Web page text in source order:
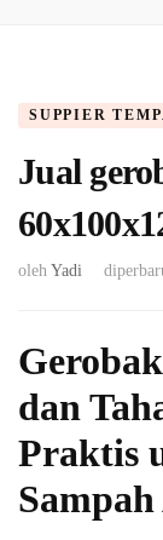
SUPPIER
Jual
oleh Yadi
dan
Praktis